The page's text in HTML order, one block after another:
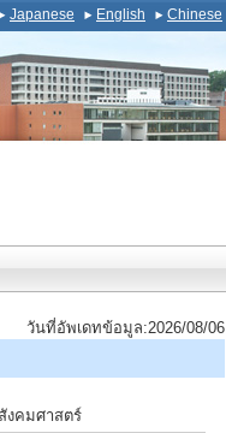
Japanese English Chinese
วันที่อัพเดทข้อมูล:2026/08/06
งคมศาสตร์